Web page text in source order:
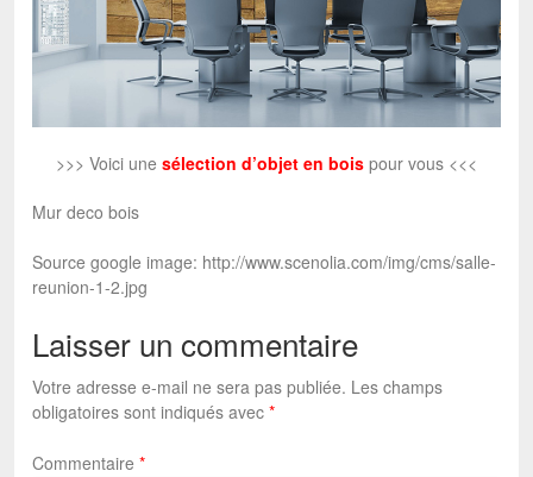
>>> Voici une sélection d’objet en bois pour vous <<<
Mur deco bois
Source google image: http://www.scenolia.com/img/cms/salle-
reunion-1-2.jpg
Laisser un commentaire
Votre adresse e-mail ne sera pas publiée. Les champs
obligatoires sont indiqués avec *
Commentaire *